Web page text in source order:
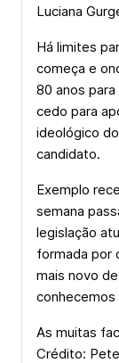
Luciana
Há limites
começa e
80 anos
cedo para
ideológico
candidato.
Exemplo
semana
legislação
formada por
mais novo
conhecemos
As muitas
Crédito: